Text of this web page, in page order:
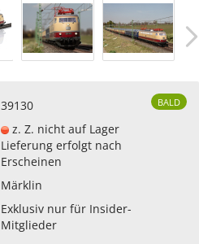
BALD
39130
z. Z. nicht auf Lager
Lieferung erfolgt nach
Erscheinen
Märklin
Exklusiv nur für Insider-
Mitglieder